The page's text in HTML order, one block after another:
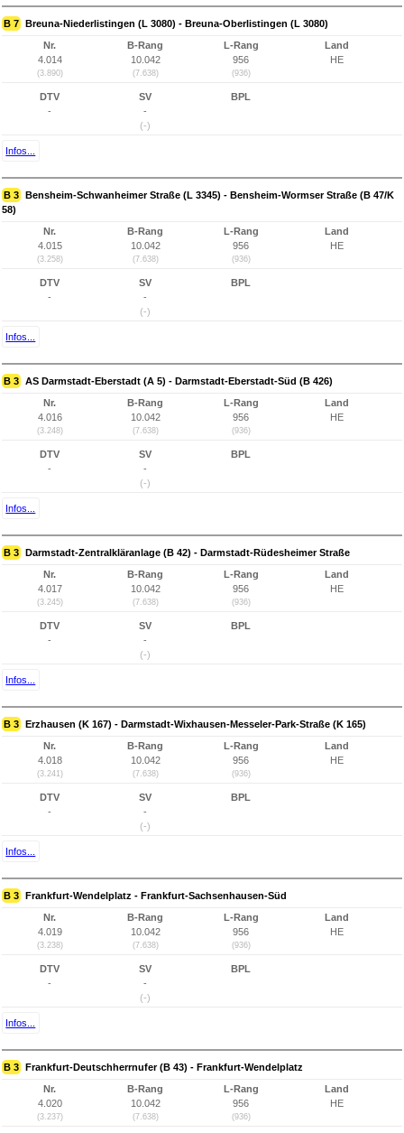
B 7 Breuna-Niederlistingen (L 3080) - Breuna-Oberlistingen (L 3080)
Nr.
4.014
(3.890)
B-Rang
10.042
(7.638)
L-Rang
956
(936)
Land
HE
DTV
-
SV
-
(-)
BPL
Infos...
B 3 Bensheim-Schwanheimer Straße (L 3345) - Bensheim-Wormser Straße (B 47/K
58)
Nr.
4.015
(3.258)
B-Rang
10.042
(7.638)
L-Rang
956
(936)
Land
HE
DTV
-
SV
-
(-)
BPL
Infos...
B 3 AS Darmstadt-Eberstadt (A 5) - Darmstadt-Eberstadt-Süd (B 426)
Nr.
4.016
(3.248)
B-Rang
10.042
(7.638)
L-Rang
956
(936)
Land
HE
DTV
-
SV
-
(-)
BPL
Infos...
B 3 Darmstadt-Zentralkläranlage (B 42) - Darmstadt-Rüdesheimer Straße
Nr.
4.017
(3.245)
B-Rang
10.042
(7.638)
L-Rang
956
(936)
Land
HE
DTV
-
SV
-
(-)
BPL
Infos...
B 3 Erzhausen (K 167) - Darmstadt-Wixhausen-Messeler-Park-Straße (K 165)
Nr.
4.018
(3.241)
B-Rang
10.042
(7.638)
L-Rang
956
(936)
Land
HE
DTV
-
SV
-
(-)
BPL
Infos...
B 3 Frankfurt-Wendelplatz - Frankfurt-Sachsenhausen-Süd
Nr.
4.019
(3.238)
B-Rang
10.042
(7.638)
L-Rang
956
(936)
Land
HE
DTV
-
SV
-
(-)
BPL
Infos...
B 3 Frankfurt-Deutschherrnufer (B 43) - Frankfurt-Wendelplatz
Nr.
4.020
(3.237)
B-Rang
10.042
(7.638)
L-Rang
956
(936)
Land
HE